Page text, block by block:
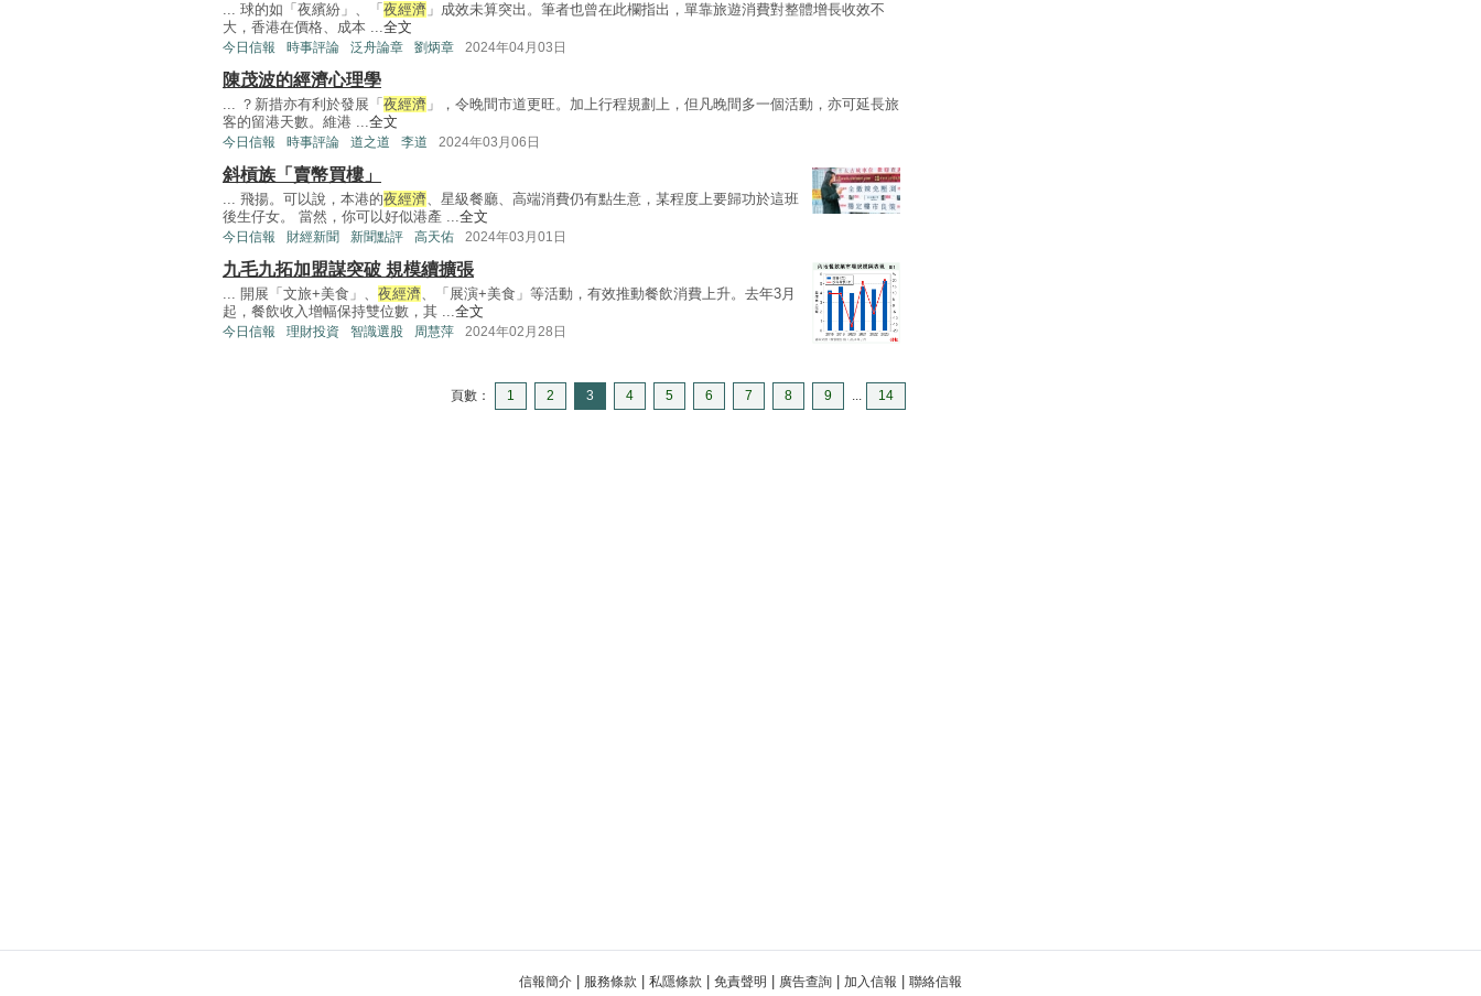
... 球的如「夜繽紛」、「 夜經濟 」成效未算突出。筆者也曾在此欄指出，單靠旅遊消費對整體增長收效不
大，香港在價格、成本 ...全文
今日信報 時事評論 泛舟論章 劉炳章 2024年04月03日
陳茂波的經濟心理學
... ？新措亦有利於發展「 夜經濟 」，令晚間市道更旺。加上行程規劃上，但凡晚間多一個活動，亦可延長旅
客的留港天數。維港 ...全文
今日信報 時事評論 道之道 李道 2024年03月06日
斜槓族「賣幣買樓」
... 飛揚。可以說，本港的夜經濟、星級餐廳、高端消費仍有點生意，某程度上要歸功於這班
後生仔女。 當然，你可以好似港產 ...全文
今日信報 財經新聞 新聞點評 高天佑 2024年03月01日
九毛九拓加盟謀突破 規模續擴張
... 開展「文旅+美食」、 夜經濟、「展演+美食」等活動，有效推動餐飲消費上升。去年3月
起，餐飲收入增幅保持雙位數，其 ...全文
今日信報 理財投資 智識選股 周慧萍 2024年02月28日
頁數： 1 2 3 4 5 6 7 8 9 ... 14
信報簡介 服務條款 私隱條款 免責聲明 廣告查詢 加入信報 聯絡信報